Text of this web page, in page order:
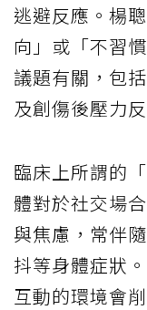
逃避反應。楊
向」或「不習
議題有關，包
及創傷後壓力
臨床上所謂的
體對於社交場
與焦慮，常伴
抖等身體症狀
互動的環境會